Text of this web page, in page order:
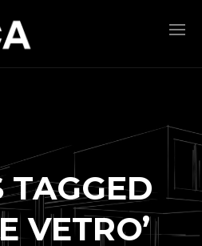
TAGGED
VETRO’